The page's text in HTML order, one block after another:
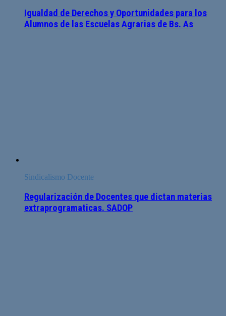
Igualdad de Derechos y Oportunidades para los
Alumnos de las Escuelas Agrarias de Bs. As
Sindicalismo Docente
Regularización de Docentes que dictan materias
extraprogramaticas. SADOP